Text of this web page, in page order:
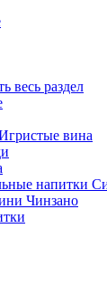
весь раздел
вина
напитки
Чинзано